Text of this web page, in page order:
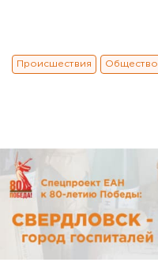
Происшествия Общество